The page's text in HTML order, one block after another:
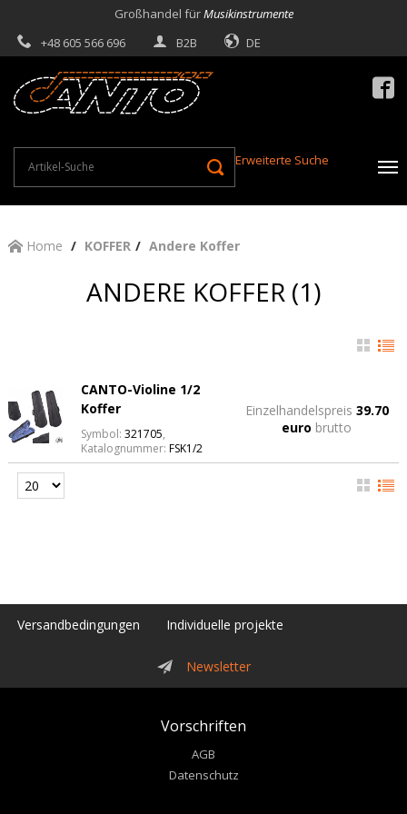
Großhandel fürMusikinstrumente
+48 605 566 696
B2B DE
Erweiterte Suche
Home KOFFER Andere Koffer
ANDERE KOFFER (1)
CANTO-Violine 1/2
Koffer
Symbol: 321705,
Katalognummer: FSK1/2
Einzelhandelspreis 39.70
euro brutto
Versandbedingungen Individuelle projekte
Newsletter
Vorschriften
AGB
Datenschutz
